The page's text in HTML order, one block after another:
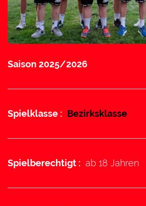
Saison 2025/2026
Spielklasse : Bezirksklasse
Spielberechtigt : ab 18 Jahren